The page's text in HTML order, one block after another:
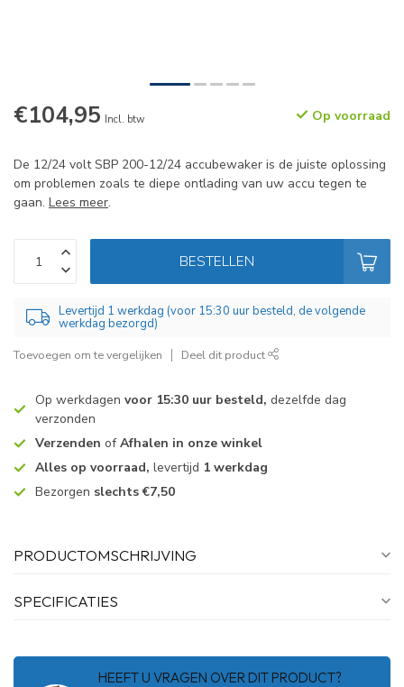
€104,95 Incl. btw Op voorraad
De 12/24 volt SBP 200-12/24 accubewaker is de juiste oplossing
om problemen zoals te diepe ontlading van uw accu tegen te
gaan. Lees meer.
BESTELLEN
Levertijd 1 werkdag (voor 15:30 uur besteld, de volgende
werkdag bezorgd)
Toevoegen om te vergelijken Deel dit product
Op werkdagen voor 15:30 uur besteld, dezelfde dag
verzonden
Verzenden ofAfhalen in onze winkel
Alles op voorraad, levertijd 1 werkdag
Bezorgen slechts €7,50
PRODUCTOMSCHRIJVING
SPECIFICATIES
HEEFT U VRAGEN OVER DIT PRODUCT?